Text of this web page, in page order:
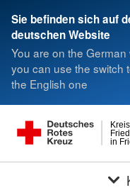
Sie befinden sich auf
deutschen Website
You are on the German
you can use the switch
the English one
in